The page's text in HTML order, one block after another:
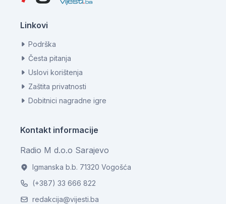
Linkovi
Podrška
Česta pitanja
Uslovi korištenja
Zaštita privatnosti
Dobitnici nagradne igre
Kontakt informacije
Radio M d.o.o Sarajevo
Igmanska b.b. 71320 Vogošća
(+387) 33 666 822
redakcija@vijesti.ba